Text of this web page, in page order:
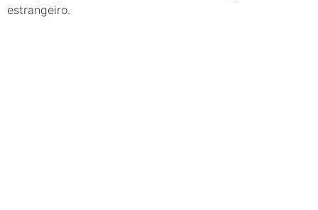
estrangeiro.